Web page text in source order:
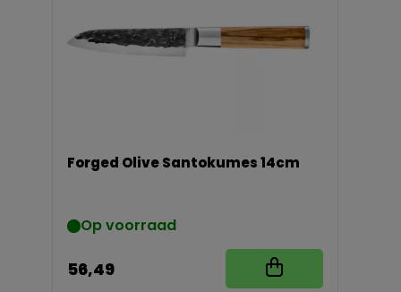
Forged Olive Santokumes 14cm
Op voorraad
56,49